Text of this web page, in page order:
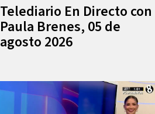
Telediario En Directo con
Paula Brenes, 05 de
agosto 2026